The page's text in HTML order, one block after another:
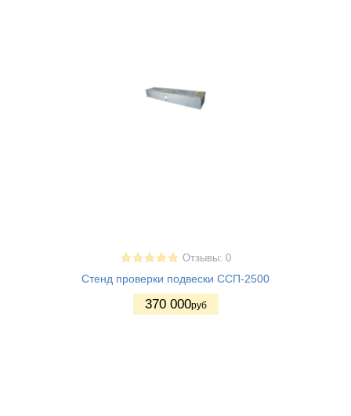
Отзывы: 0
Стенд проверки подвески ССП-2500
370 000руб